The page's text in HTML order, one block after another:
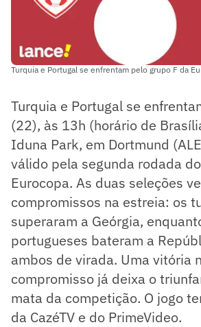
Turquia e Portugal se enfrentam pelo grupo F da
Turquia e Portugal se
(22), às 13h (horário de
Iduna Park, em Dortmund
válido pela segunda rodada
Eurocopa. As duas seleções
compromissos na estreia: os
superaram a Geórgia,
portugueses bateram a
ambos de virada. Uma vitória
compromisso já deixa o
mata da competição. O jogo
da CazéTV e do PrimeVideo.